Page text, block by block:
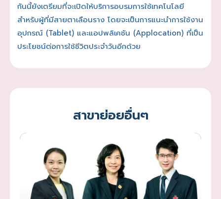
กันนี้ยังเตรียมที่จะเปิดให้บริการอบรมการใช้เทคโนโลยี
สำหรับผู้ที่มีสายตาเลือนราง โดยจะเป็นการแนะนำการใช้งาน
อุปกรณ์ (Tablet) และแอปพลิเคชัน (Applocation) ที่เป็น
ประโยชน์ต่อการใช้ชีวิตประจำวันอีกด้วย
สาขาย่อยอื่นๆ